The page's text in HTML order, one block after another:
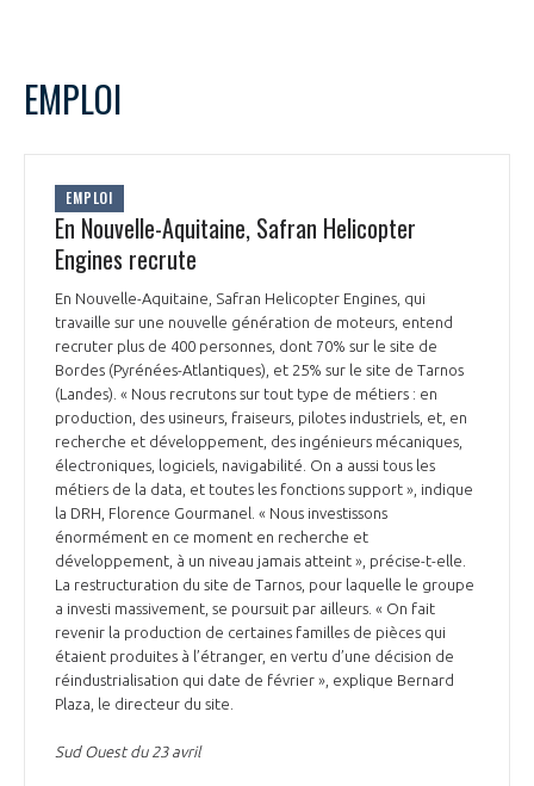
EMPLOI
EMPLOI
En Nouvelle-Aquitaine, Safran Helicopter
Engines recrute
En Nouvelle-Aquitaine, Safran Helicopter Engines, qui
travaille sur une nouvelle génération de moteurs, entend
recruter plus de 400 personnes, dont 70% sur le site de
Bordes (Pyrénées-Atlantiques), et 25% sur le site de Tarnos
(Landes). « Nous recrutons sur tout type de métiers : en
production, des usineurs, fraiseurs, pilotes industriels, et, en
recherche et développement, des ingénieurs mécaniques,
électroniques, logiciels, navigabilité. On a aussi tous les
métiers de la data, et toutes les fonctions support », indique
la DRH, Florence Gourmanel. « Nous investissons
énormément en ce moment en recherche et
développement, à un niveau jamais atteint », précise-t-elle.
La restructuration du site de Tarnos, pour laquelle le groupe
a investi massivement, se poursuit par ailleurs. « On fait
revenir la production de certaines familles de pièces qui
étaient produites à l’étranger, en vertu d’une décision de
réindustrialisation qui date de février », explique Bernard
Plaza, le directeur du site.
Sud Ouest du 23 avril